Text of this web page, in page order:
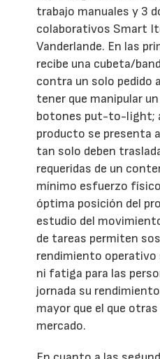
trabajo manuales y 3
colaborativos Smart
Vanderlande. En las
recibe una cubeta/
contra un solo pedido
tener que manipular
botones put-to-light;
producto se presenta
tan solo deben
requeridas de un
mínimo esfuerzo
óptima posición del
estudio del
de tareas permiten
rendimiento operativo
ni fatiga para las
jornada su
mayor que el que
mercado.